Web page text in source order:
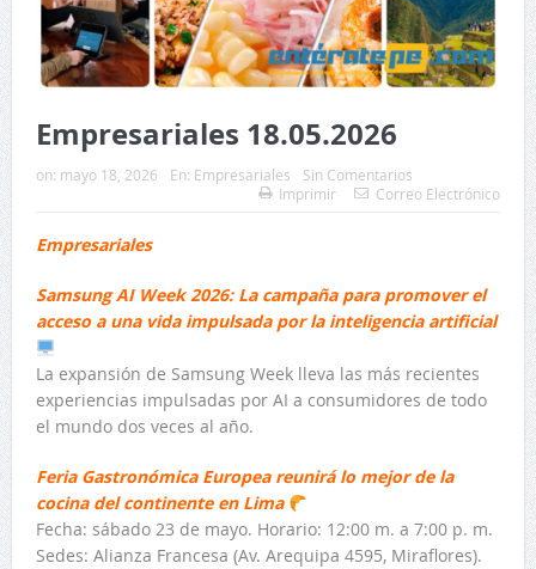
Empresariales 18.05.2026
on: mayo 18, 2026 En: Empresariales
Sin Comentarios
Imprimir
Correo Electrónico
Empresariales
Samsung AI Week 2026: La campaña para promover el
acceso a una vida impulsada por la inteligencia artificial
La expansión de Samsung Week lleva las más recientes
experiencias impulsadas por AI a consumidores de todo
el mundo dos veces al año.
Feria Gastronómica Europea reunirá lo mejor de la
cocina del continente en Lima
Fecha: sábado 23 de mayo. Horario: 12:00 m. a 7:00 p. m.
Sedes: Alianza Francesa (Av. Arequipa 4595, Miraflores).